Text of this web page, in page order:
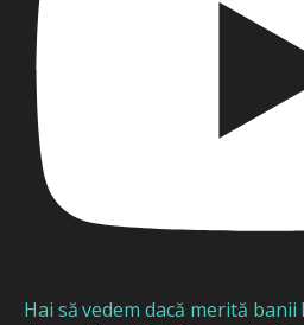
Hai să vedem dacă merită